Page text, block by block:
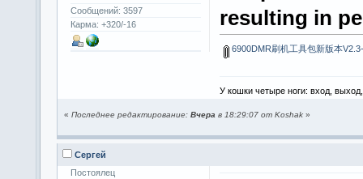
Сообщений: 3597
Карма: +320/-16
resulting in
6900DMR刷机工具包新版本
У кошки четыре ноги: вход,
« Последнее редактирование: Вчера в 18:29:07 от Koshak »
Сергей
Постоялец